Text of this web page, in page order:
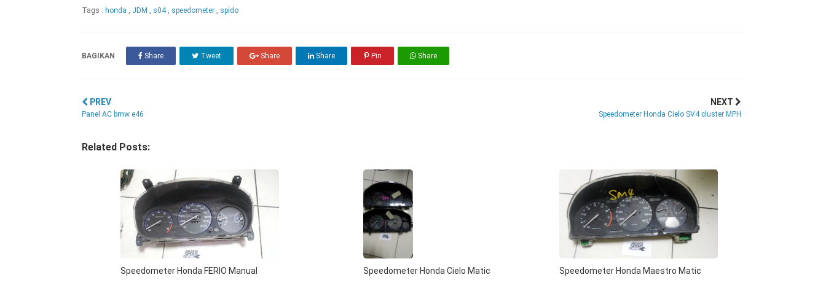
Tags : honda , JDM , s04 , speedometer , spido
BAGIKAN Share Tweet Share Share Pin Share
PREV
Panel AC bmw e46
NEXT
Speedometer Honda Cielo SV4 cluster MPH
Related Posts:
Speedometer Honda FERIO Manual Speedometer Honda Cielo Matic Speedometer Honda Maestro Matic